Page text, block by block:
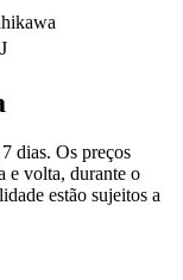
dias. Os preços
e volta, durante o
estão sujeitos a